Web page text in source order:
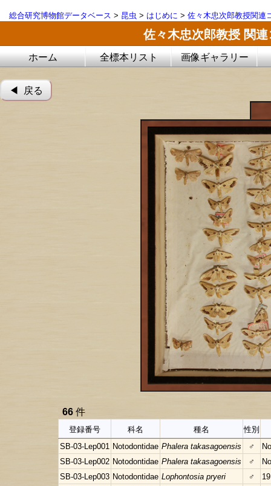
総合研究博物館データベース > 昆虫 > はじめに > 佐々木忠次郎教授関連
佐々木忠次郎教授 関
ホーム 全標本リスト 画像ギャラリー
◀︎ 戻る
66 件
登録番号 科名 種名 性別
SB-03-Lep001 Notodontidae Phalera takasagoensis ♂
SB-03-Lep002 Notodontidae Phalera takasagoensis ♂
SB-03-Lep003 Notodontidae Lophontosia pryeri ♂